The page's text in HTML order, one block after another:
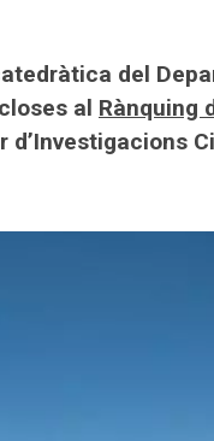
del
al Rànquing